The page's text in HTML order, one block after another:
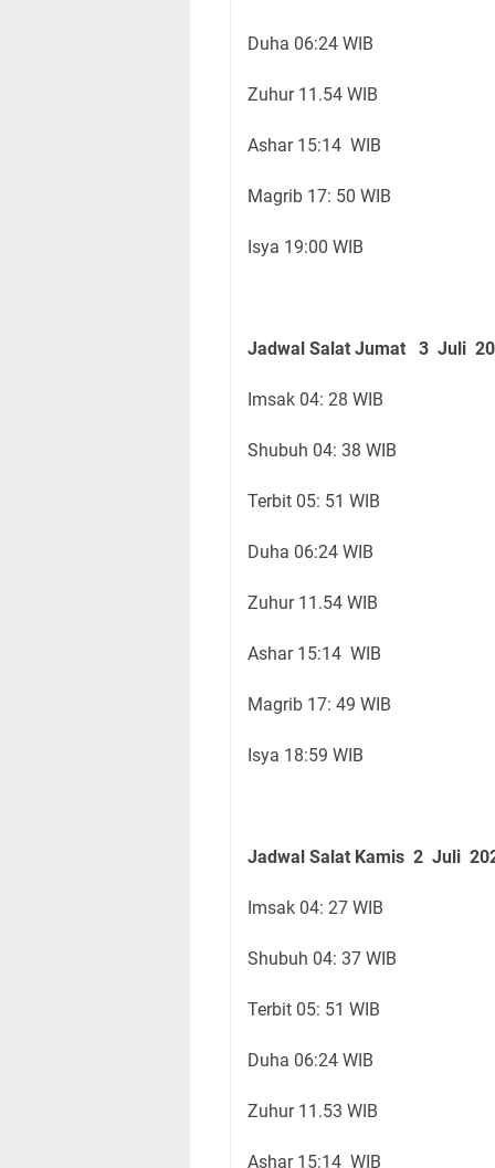
Duha 06:24 WIB
Zuhur 11.54 WIB
Ashar 15:14 WIB
Magrib 17: 50 WIB
Isya 19:00 WIB
Jadwal Salat Jumat 3 Juli
Imsak 04: 28 WIB
Shubuh 04: 38 WIB
Terbit 05: 51 WIB
Duha 06:24 WIB
Zuhur 11.54 WIB
Ashar 15:14 WIB
Magrib 17: 49 WIB
Isya 18:59 WIB
Jadwal Salat Kamis 2 Juli
Imsak 04: 27 WIB
Shubuh 04: 37 WIB
Terbit 05: 51 WIB
Duha 06:24 WIB
Zuhur 11.53 WIB
Ashar 15:14 WIB